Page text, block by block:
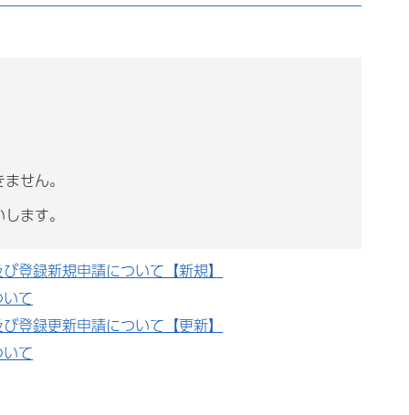
せん。
ます。
登録新規申請について【新規】
て
登録更新申請について【更新】
て